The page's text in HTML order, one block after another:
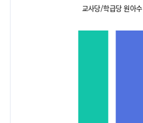
교사당/학급당 원아수